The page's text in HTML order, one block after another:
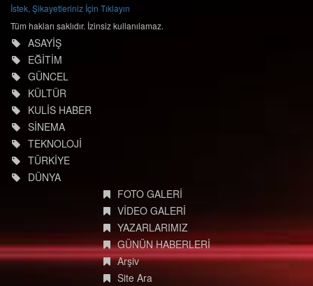
İstek, Şikayetleriniz İçin Tıklayın
Tüm hakları saklıdır. İzinsiz kullanılamaz.
ASAYİŞ
EĞİTİM
GÜNCEL
KÜLTÜR
KULİS HABER
SİNEMA
TEKNOLOJİ
TÜRKİYE
DÜNYA
FOTO GALERİ
VİDEO GALERİ
YAZARLARIMIZ
GÜNÜN HABERLERİ
Arşiv
Site Ara